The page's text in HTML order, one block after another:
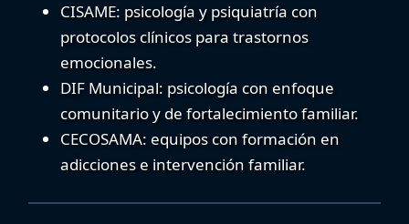
CISAME: psicología y psiquiatría con
protocolos clínicos para trastornos
emocionales.
DIF Municipal: psicología con enfoque
comunitario y de fortalecimiento familiar.
CECOSAMA: equipos con formación en
adicciones e intervención familiar.